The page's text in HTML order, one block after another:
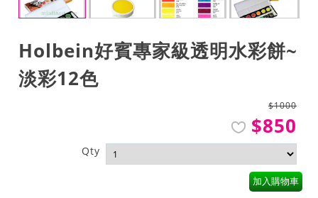
Holbein好賓專家級透明水彩餅~
淡彩12色
$1000
$850
Qty
加入購物車